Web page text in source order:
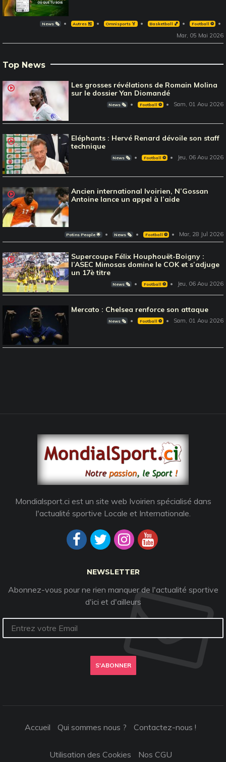
News 🗞️ Autres 🎽 Omnisports 🏅 Basketball 🏀 Football ⚽️
Mar, 05 Mai 2026
Top News
Les grosses révélations de Romain Molina
sur le dossier Yan Diomandé
News 🗞️ Football ⚽️ Sam, 01 Aou 2026
Eléphants : Hervé Renard dévoile son staff
technique
News 🗞️ Football ⚽️ Jeu, 06 Aou 2026
Ancien international Ivoirien, N’Gossan
Antoine lance un appel à l’aide
Potins People 🌟 News 🗞️ Football ⚽️ Mar, 28 Jul 2026
Supercoupe Félix Houphouët-Boigny :
l’ASEC Mimosas domine le COK et s’adjuge
un 17è titre
News 🗞️ Football ⚽️ Jeu, 06 Aou 2026
Mercato : Chelsea renforce son attaque
News 🗞️ Football ⚽️ Sam, 01 Aou 2026
Mondialsport.ci est un site web Ivoirien spécialisé dans
l'actualité sportive Locale et Internationale.
NEWSLETTER
Abonnez-vous pour ne rien manquer de l'actualité sportive
d'ici et d'ailleurs
S'ABONNER
Accueil Qui sommes nous ? Contactez-nous !
Utilisation des Cookies Nos CGU